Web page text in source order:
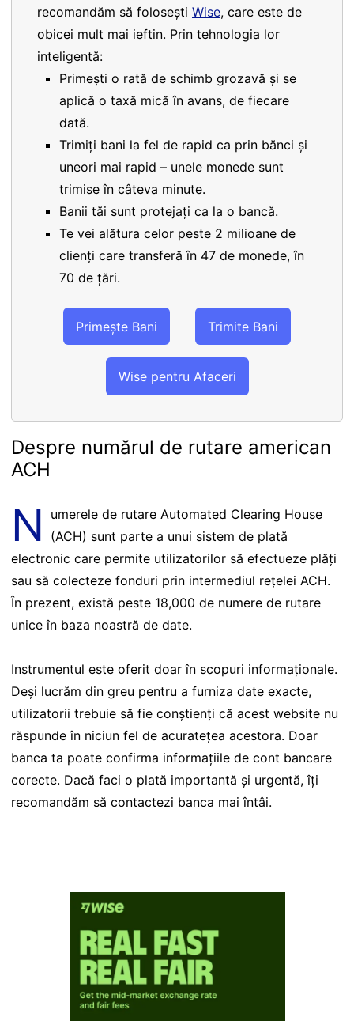
recomandăm să folosești Wise, care este de
obicei mult mai ieftin. Prin tehnologia lor
inteligentă:
Primești o rată de schimb grozavă și se
aplică o taxă mică în avans, de fiecare
dată.
Trimiți bani la fel de rapid ca prin bănci și
uneori mai rapid – unele monede sunt
trimise în câteva minute.
Banii tăi sunt protejați ca la o bancă.
Te vei alătura celor peste 2 milioane de
clienți care transferă în 47 de monede, în
70 de țări.
Primește Bani Trimite Bani
Wise pentru Afaceri
Despre numărul de rutare american
ACH
N
umerele de rutare Automated Clearing House
(ACH) sunt parte a unui sistem de plată
electronic care permite utilizatorilor să efectueze plăți
sau să colecteze fonduri prin intermediul rețelei ACH.
În prezent, există peste 18,000 de numere de rutare
unice în baza noastră de date.
Instrumentul este oferit doar în scopuri informaționale.
Deși lucrăm din greu pentru a furniza date exacte,
utilizatorii trebuie să fie conștienți că acest website nu
răspunde în niciun fel de acuratețea acestora. Doar
banca ta poate confirma informațiile de cont bancare
corecte. Dacă faci o plată importantă și urgentă, îți
recomandăm să contactezi banca mai întâi.